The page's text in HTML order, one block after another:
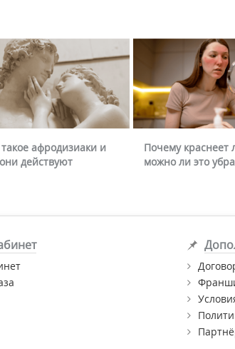
афродизиаки и
действуют
Почему краснеет
можно ли это